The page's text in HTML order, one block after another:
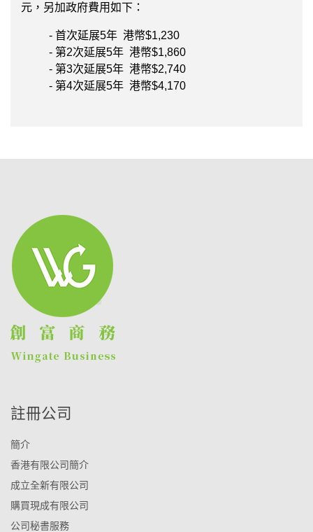
元，另加政府費用如下：
- 首次延展5年 港幣$1,230
- 第2次延展5年 港幣$1,860
- 第3次延展5年 港幣$2,740
- 第4次延展5年 港幣$4,170
註冊公司
簡介
香港有限公司簡介
成立全新有限公司
購買現成有限公司
公司秘書服務